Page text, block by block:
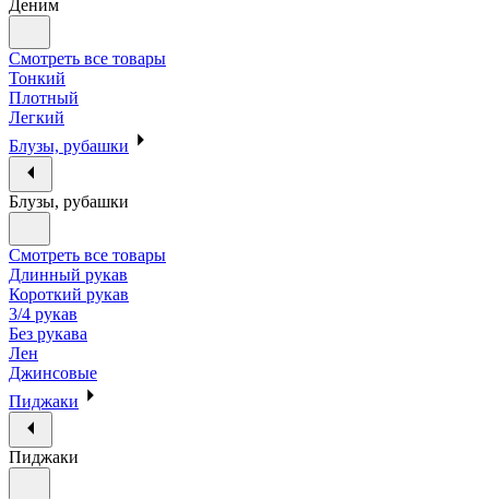
Деним
Смотреть все товары
Тонкий
Плотный
Легкий
Блузы, рубашки
Блузы, рубашки
Смотреть все товары
Длинный рукав
Короткий рукав
3/4 рукав
Без рукава
Лен
Джинсовые
Пиджаки
Пиджаки